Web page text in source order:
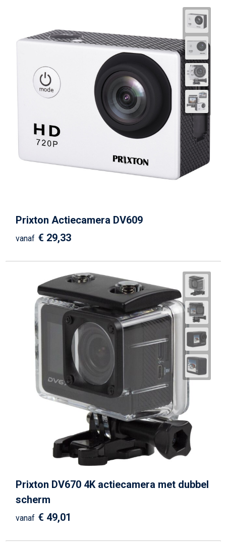
Prixton Actiecamera DV609
vanaf € 29,33
Prixton DV670 4K actiecamera met dubbel
scherm
vanaf € 49,01